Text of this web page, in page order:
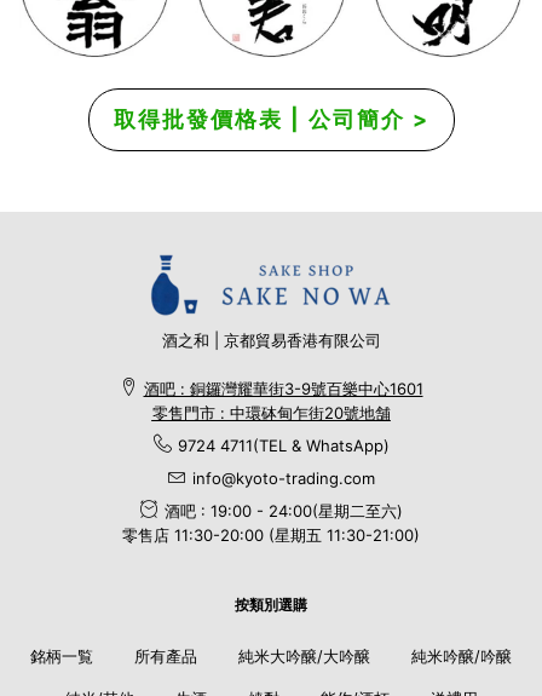
取得批發價格表 | 公司簡介 >
酒之和 | 京都貿易香港有限公司
酒吧 : 銅鑼灣耀華街3-9號百樂中心1601
零售門市 : 中環砵甸乍街20號地舗
9724 4711(TEL & WhatsApp)
info@kyoto-trading.com
酒吧 : 19:00 - 24:00(星期二至六)
零售店 11:30-20:00 (星期五 11:30-21:00)
按類別選購
銘柄一覧 所有產品 純米大吟醸/大吟醸 純米吟醸/吟醸